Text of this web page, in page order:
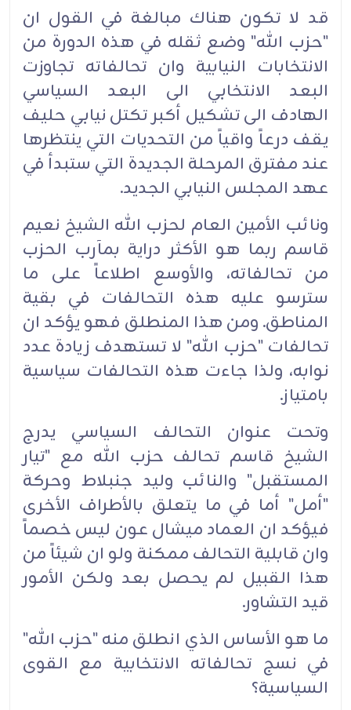
قد لا تكون هناك مبالغة في القول ان
"حزب الله" وضع ثقله في هذه الدورة من
الانتخابات النيابية وان تحالفاته تجاوزت
البعد الانتخابي الى البعد السياسي
الهادف الى تشكيل أكبر تكتل نيابي حليف
يقف درعاً واقياً من التحديات التي ينتظرها
عند مفترق المرحلة الجديدة التي ستبدأ في
عهد المجلس النيابي الجديد.
ونائب الأمين العام لحزب الله الشيخ نعيم
قاسم ربما هو الأكثر دراية بمآرب الحزب
من تحالفاته، والأوسع اطلاعاً على ما
سترسو عليه هذه التحالفات في بقية
المناطق. ومن هذا المنطلق فهو يؤكد ان
تحالفات "حزب الله" لا تستهدف زيادة عدد
نوابه، ولذا جاءت هذه التحالفات سياسية
بامتياز.‏
وتحت عنوان التحالف السياسي يدرج
الشيخ قاسم تحالف حزب الله مع "تيار
المستقبل" والنائب وليد جنبلاط وحركة
"أمل" أما في ما يتعلق بالأطراف الأخرى
فيؤكد ان العماد ميشال عون ليس خصماً
وان قابلية التحالف ممكنة ولو ان شيئاً من
هذا القبيل لم يحصل بعد ولكن الأمور
قيد التشاور.‏
ما هو الأساس الذي انطلق منه "حزب الله"
في نسج تحالفاته الانتخابية مع القوى
السياسية؟‏